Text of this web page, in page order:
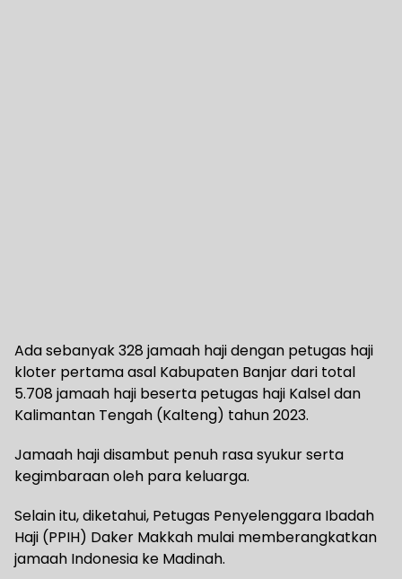
Ada sebanyak 328 jamaah haji dengan petugas haji
kloter pertama asal Kabupaten Banjar dari total
5.708 jamaah haji beserta petugas haji Kalsel dan
Kalimantan Tengah (Kalteng) tahun 2023.
Jamaah haji disambut penuh rasa syukur serta
kegimbaraan oleh para keluarga.
Selain itu, diketahui, Petugas Penyelenggara Ibadah
Haji (PPIH) Daker Makkah mulai memberangkatkan
jamaah Indonesia ke Madinah.